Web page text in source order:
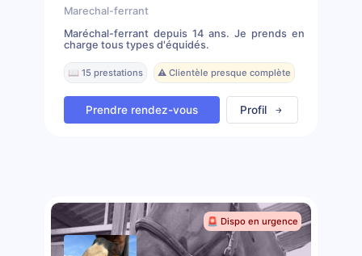
Marechal-ferrant
Maréchal-ferrant depuis 14 ans. Je prends en
charge tous types d'équidés.
📖 15 prestations ⚠️ Clientèle presque complète
Prendre rendez-vous Profil
🚨 Dispo en urgence